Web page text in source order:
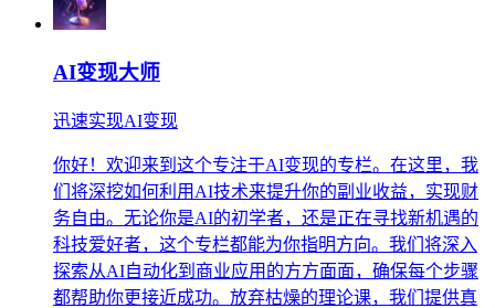
AI变现大师
迅速实现AI变现
你好！欢迎来到这个专注于AI变现的专栏。在这里，我
们将深挖如何利用AI技术来提升你的副业收益，实现财
务自由。无论你是AI的初学者，还是正在寻找新机遇的
科技爱好者，这个专栏都能为你指明方向。我们将深入
探索从AI自动化到商业应用的方方面面，确保每个步骤
都帮助你更接近成功。放弃枯燥的理论课，我们提供真